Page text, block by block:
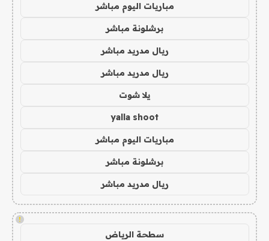
مباريات اليوم مباشر
برشلونة مباشر
ريال مدريد مباشر
ريال مدريد مباشر
يلا شوت
yalla shoot
مباريات اليوم مباشر
برشلونة مباشر
ريال مدريد مباشر
!
سطحة الرياض